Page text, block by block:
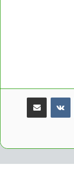
مشاركة عبر البريد